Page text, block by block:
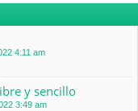
4:11 am
y sencillo
3:49 am